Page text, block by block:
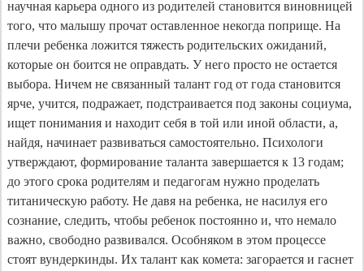
научная карьера одного из родителей становится виновницей
того, что малышу прочат оставленное некогда поприще. На
плечи ребенка ложится тяжесть родительских ожиданий,
которые он боится не оправдать. У него просто не остается
выбора. Ничем не связанный талант год от года становится
ярче, учится, подражает, подстраивается под законы социума,
ищет понимания и находит себя в той или иной области, а,
найдя, начинает развиваться самостоятельно. Психологи
утверждают, формирование таланта завершается к 13 годам;
до этого срока родителям и педагогам нужно проделать
титаническую работу. Не давя на ребенка, не насилуя его
сознание, следить, чтобы ребенок постоянно и, что немало
важно, свободно развивался. Особняком в этом процессе
стоят вундеркинды. Их талант как комета: загорается и гаснет